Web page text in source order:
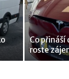
Co přináší
roste